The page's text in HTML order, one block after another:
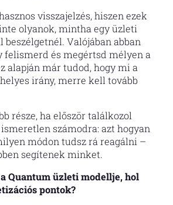
visszajelzés, hiszen ezek
olyanok, mintha egy üzleti
beszélgetnél. Valójában abban
felismerd és megértsd mélyen a
alapján már tudod, hogy mi a
irány, merre kell tovább
része, ha először találkozol
számodra: azt hogyan
módon tudsz rá reagálni –
segítenek minket.
Quantum üzleti modellje, hol
pontok?